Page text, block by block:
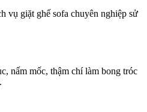
vụ giặt ghế sofa chuyên nghiệp sử
nấm mốc, thậm chí làm bong tróc